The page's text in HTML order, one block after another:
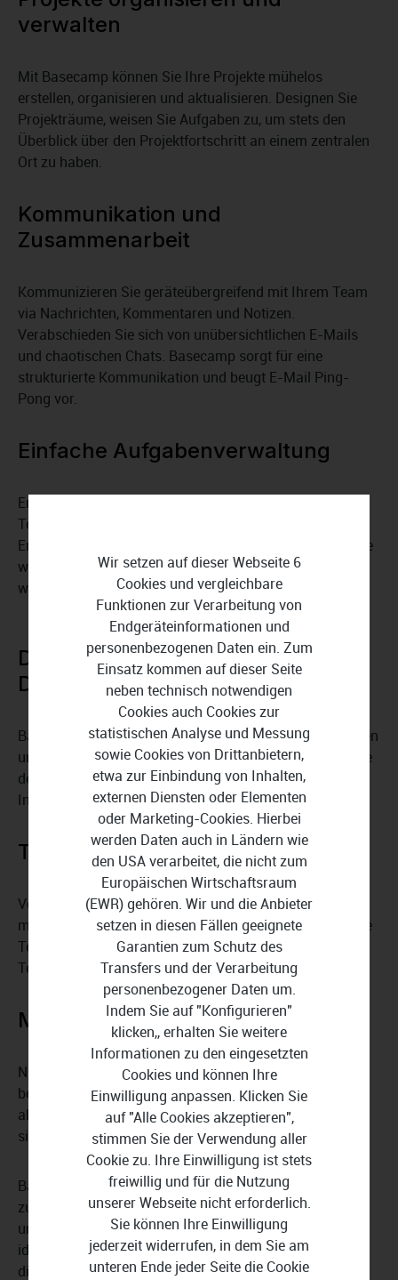
verwalten
Mit Basecamp können Sie Ihre Projekte mühelos
erstellen, organisieren und aktualisieren. Designen Sie
Projekträume, weisen Sie Aufgaben zu, um stets den
Überblick über den Projektfortschritt an einem zentralen
Ort zu haben.
Kommunikation und
Zusammenarbeit
Kommunizieren Sie geräteübergreifend mit Ihrem Team
via Nachrichten, Kommentaren und Notizen.
Verabschieden Sie sich von unübersichtlichen E-Mails
und chaotischen Chats. Basecamp sorgt für eine
strukturierte Kommunikation und beugt E-Mail Ping-
Pong vor.
Einfache Aufgabenverwaltung
Erstellen Sie Aufgabenlisten, weisen Sie Aufgaben
Teammitgliedern zu und setzen Sie Deadlines. Mit
Erinnerungen und Benachrichtigungen verpassen Sie nie
wieder wichtige Aufgaben, und alle Teammitglieder
wissen genau, was zu tun ist.
Datei- und
Dokumentenmanagement
Basecamp ermöglicht das einfache Teilen, Kommentieren
und Speichern von Dateien und Dokumenten. Nutzen Sie
den
zentralen Dateispeicher, um alle relevanten
Informationen jederzeit griffbereit zu haben.
Terminplanung und Kalender
Verwalten Sie Termine, Zeitpläne und Meilensteine
mithilfe des integrierten Kalenders. Koordinieren Sie Ihre
Teamaktivitäten und verpassen Sie nie wieder Ihre
Termine.
Mobile App für unterwegs
Nutzen Sie Basecamp auch unterwegs mit der
benutzerfreundlichen mobilen App. Bleiben Sie über den
aktuellen Projektstatus auf dem Laufenden, egal wo Sie
sich befinden.
Basecamp revolutioniert die Art und Weise, wie Teams
zusammenarbeiten. Dank seiner Benutzerfreundlichkeit
und den leistungsstarken Funktionen ist Basecamp die
ideale Lösung für Unternehmen und Teams jeder Größe,
die ihre Projekte effizient und erfolgreich verwalten und
Wir setzen auf dieser Webseite 6
Cookies und vergleichbare
Funktionen zur Verarbeitung von
Endgeräteinformationen und
personenbezogenen Daten ein. Zum
Einsatz kommen auf dieser Seite
neben technisch notwendigen
Cookies auch Cookies zur
statistischen Analyse und Messung
sowie Cookies von Drittanbietern,
etwa zur Einbindung von Inhalten,
externen Diensten oder Elementen
oder Marketing-Cookies. Hierbei
werden Daten auch in Ländern wie
den USA verarbeitet, die nicht zum
Europäischen Wirtschaftsraum
(EWR) gehören. Wir und die Anbieter
setzen in diesen Fällen geeignete
Garantien zum Schutz des
Transfers und der Verarbeitung
personenbezogener Daten um.
Indem Sie auf "Konfigurieren"
klicken,, erhalten Sie weitere
Informationen zu den eingesetzten
Cookies und können Ihre
Einwilligung anpassen. Klicken Sie
auf "Alle Cookies akzeptieren",
stimmen Sie der Verwendung aller
Cookie zu. Ihre Einwilligung ist stets
freiwillig und für die Nutzung
unserer Webseite nicht erforderlich.
Sie können Ihre Einwilligung
jederzeit widerrufen, in dem Sie am
unteren Ende jeder Seite die Cookie